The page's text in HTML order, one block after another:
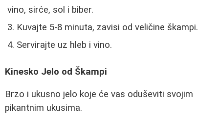
vino, sirće, sol i biber.
Kuvajte 5-8 minuta, zavisi od veličine škampi.
Servirajte uz hleb i vino.
Kinesko Jelo od Škampi
Brzo i ukusno jelo koje će vas oduševiti svojim
pikantnim ukusima.